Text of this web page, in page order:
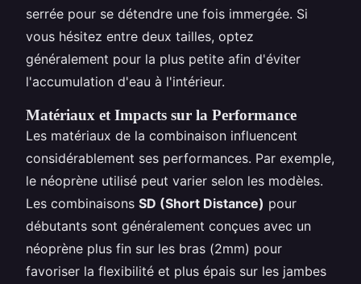
serrée pour se détendre une fois immergée. Si
vous hésitez entre deux tailles, optez
généralement pour la plus petite afin d'éviter
l'accumulation d'eau à l'intérieur.
Matériaux et Impacts sur la Performance
Les matériaux de la combinaison influencent
considérablement ses performances. Par exemple,
le néoprène utilisé peut varier selon les modèles.
Les combinaisons SD (Short Distance) pour
débutants sont généralement conçues avec un
néoprène plus fin sur les bras (2mm) pour
favoriser la flexibilité et plus épais sur les jambes